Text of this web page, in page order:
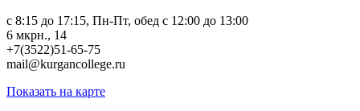
c 8:15 до 17:15, Пн-Пт, обед с 12:00 до 13:00
6 мкрн., 14
+7(3522)51-65-75
mail@kurgancollege.ru
Показать на карте